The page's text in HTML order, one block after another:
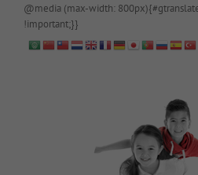
@media (max-width:
!important;}}